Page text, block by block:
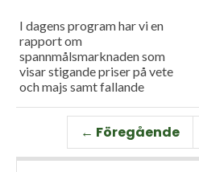
I dagens program har vi en
rapport om
spannmålsmarknaden som
visar stigande priser på vete
och majs samt fallande
premiär för vårt
måndagsprogram med en
längre intervju med Erik
Stjerndahl vd för HIR Skåne,
← Föregående